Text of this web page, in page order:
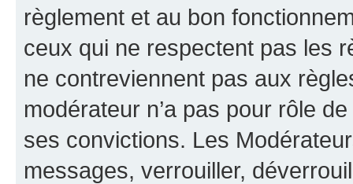
règlement et au bon
ceux qui ne respectent pas les
ne contreviennent pas aux
modérateur n’a pas pour rôle
ses convictions. Les
messages, verrouiller,